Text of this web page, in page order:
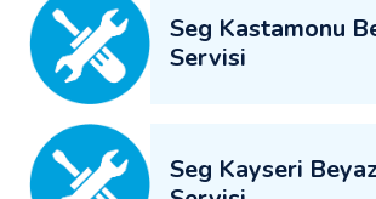
Seg Kastamonu
Servisi
Seg Kayseri